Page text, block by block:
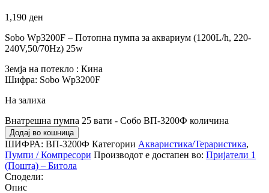
1,190 ден
Sobo Wp3200F – Потопна пумпа за аквариум (1200L/h, 220-
240V,50/70Hz) 25w
Земја на потекло : Кина
Шифра: Sobo Wp3200F
На залиха
Внатрешна пумпа 25 вати - Собо ВП-3200Ф количина
Додај во кошница
ШИФРА: ВП-3200Ф Категории Акваристика/Тераристика,
Пумпи / Компресори Производот е достапен во: Пријатели 1
(Пошта) – Битола
Сподели:
Опис